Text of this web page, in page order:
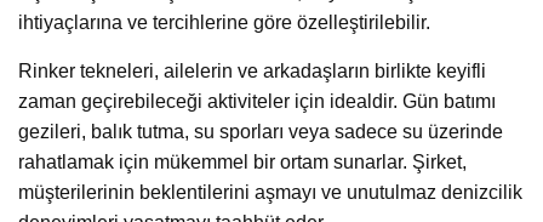
ihtiyaçlarına ve tercihlerine göre özelleştirilebilir.
Rinker tekneleri, ailelerin ve arkadaşların birlikte keyifli
zaman geçirebileceği aktiviteler için idealdir. Gün batımı
gezileri, balık tutma, su sporları veya sadece su üzerinde
rahatlamak için mükemmel bir ortam sunarlar. Şirket,
müşterilerinin beklentilerini aşmayı ve unutulmaz denizcilik